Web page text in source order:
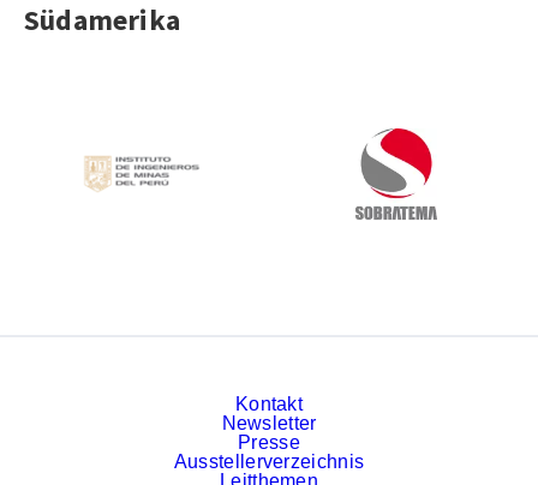
Südamerika
Kontakt
Newsletter
Presse
Ausstellerverzeichnis
Leitthemen